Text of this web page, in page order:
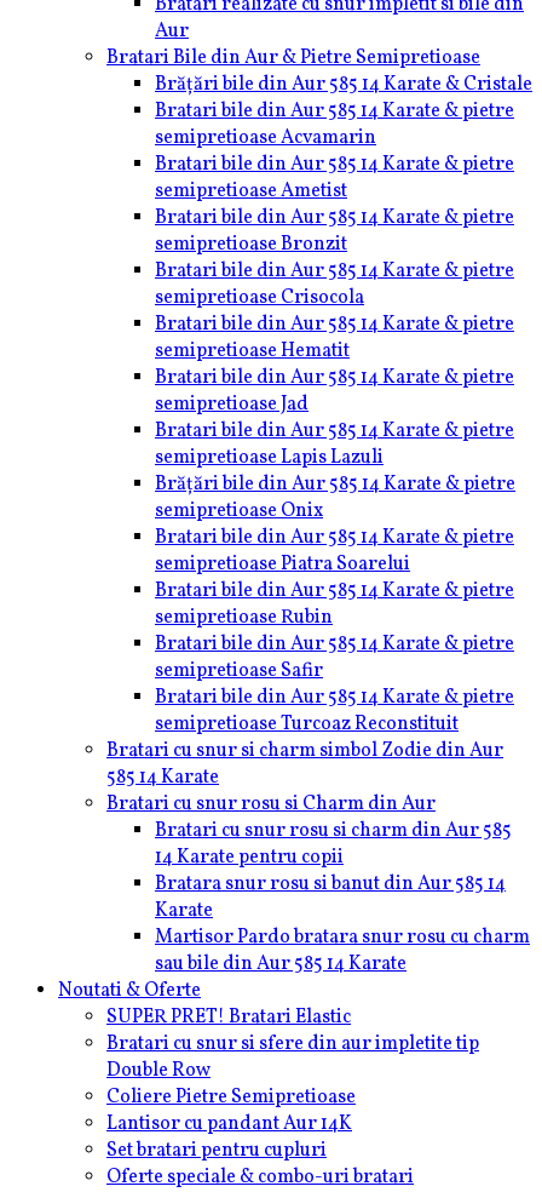
Aur
Bratari Bile din Aur & Pietre Semipretioase
Brățări bile din Aur 585 14 Karate & Cristale
Bratari bile din Aur 585 14 Karate & pietre
semipretioase Acvamarin
Bratari bile din Aur 585 14 Karate & pietre
semipretioase Ametist
Bratari bile din Aur 585 14 Karate & pietre
semipretioase Bronzit
Bratari bile din Aur 585 14 Karate & pietre
semipretioase Crisocola
Bratari bile din Aur 585 14 Karate & pietre
semipretioase Hematit
Bratari bile din Aur 585 14 Karate & pietre
semipretioase Jad
Bratari bile din Aur 585 14 Karate & pietre
semipretioase Lapis Lazuli
Brățări bile din Aur 585 14 Karate & pietre
semipretioase Onix
Bratari bile din Aur 585 14 Karate & pietre
semipretioase Piatra Soarelui
Bratari bile din Aur 585 14 Karate & pietre
semipretioase Rubin
Bratari bile din Aur 585 14 Karate & pietre
semipretioase Safir
Bratari bile din Aur 585 14 Karate & pietre
semipretioase Turcoaz Reconstituit
Bratari cu snur si charm simbol Zodie din Aur
585 14 Karate
Bratari cu snur rosu si Charm din Aur
Bratari cu snur rosu si charm din Aur 585
14 Karate pentru copii
Bratara snur rosu si banut din Aur 585 14
Karate
Martisor Pardo bratara snur rosu cu charm
sau bile din Aur 585 14 Karate
Noutati & Oferte
SUPER PRET! Bratari Elastic
Bratari cu snur si sfere din aur impletite tip
Double Row
Coliere Pietre Semipretioase
Lantisor cu pandant Aur 14K
Set bratari pentru cupluri
Oferte speciale & combo-uri bratari